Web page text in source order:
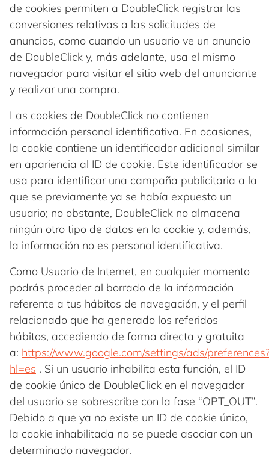
de cookies permiten a DoubleClick registrar las
conversiones relativas a las solicitudes de
anuncios, como cuando un usuario ve un anuncio
de DoubleClick y, más adelante, usa el mismo
navegador para visitar el sitio web del anunciante
y realizar una compra.
Las cookies de DoubleClick no contienen
información personal identificativa. En ocasiones,
la cookie contiene un identificador adicional similar
en apariencia al ID de cookie. Este identificador se
usa para identificar una campaña publicitaria a la
que se previamente ya se había expuesto un
usuario; no obstante, DoubleClick no almacena
ningún otro tipo de datos en la cookie y, además,
la información no es personal identificativa.
Como Usuario de Internet, en cualquier momento
podrás proceder al borrado de la información
referente a tus hábitos de navegación, y el perfil
relacionado que ha generado los referidos
hábitos, accediendo de forma directa y gratuita
a: https://www.google.com/settings/ads/
hl=es . Si un usuario inhabilita esta función, el ID
de cookie único de DoubleClick en el navegador
del usuario se sobrescribe con la fase “OPT_OUT”.
Debido a que ya no existe un ID de cookie único,
la cookie inhabilitada no se puede asociar con un
determinado navegador.